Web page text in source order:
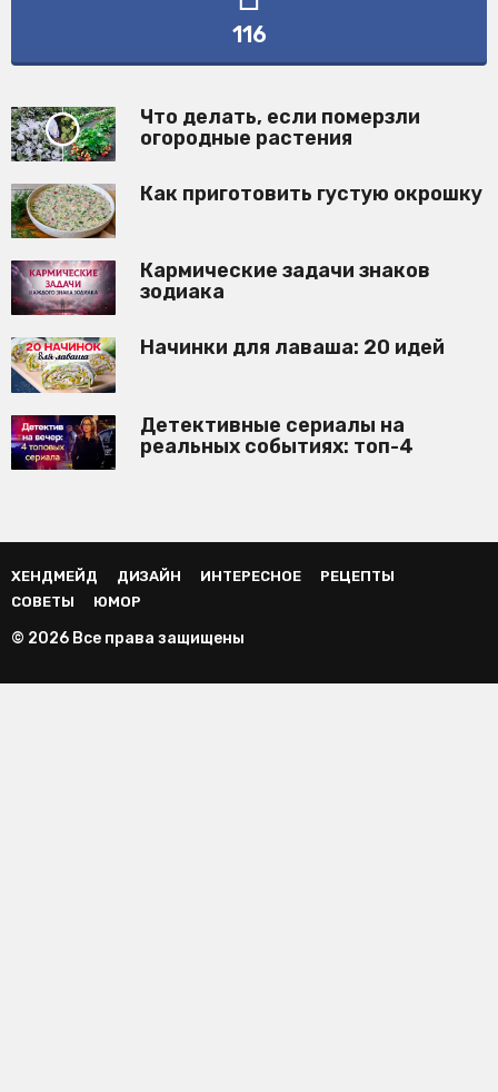
116
Что делать, если померзли
огородные растения
Как приготовить густую окрошку
Кармические задачи знаков
зодиака
Начинки для лаваша: 20 идей
Детективные сериалы на
реальных событиях: топ-4
ХЕНДМЕЙД ДИЗАЙН ИНТЕРЕСНОЕ
РЕЦЕПТЫ
СОВЕТЫ
ЮМОР
© 2026 Все права защищены